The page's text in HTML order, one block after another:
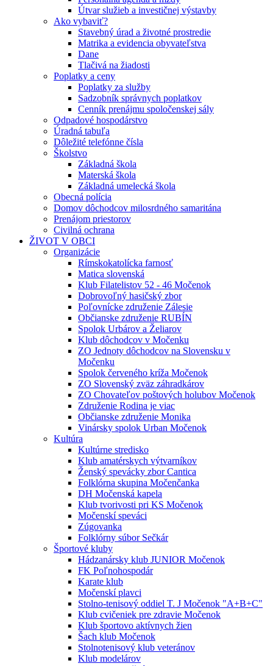
Útvar služieb a investičnej výstavby
Ako vybaviť?
Stavebný úrad a životné prostredie
Matrika a evidencia obyvateľstva
Dane
Tlačivá na žiadosti
Poplatky a ceny
Poplatky za služby
Sadzobník správnych poplatkov
Cenník prenájmu spoločenskej sály
Odpadové hospodárstvo
Úradná tabuľa
Dôležité telefónne čísla
Školstvo
Základná škola
Materská škola
Základná umelecká škola
Obecná polícia
Domov dôchodcov milosrdného samaritána
Prenájom priestorov
Civilná ochrana
ŽIVOT V OBCI
Organizácie
Rímskokatolícka farnosť
Matica slovenská
Klub Filatelistov 52 - 46 Močenok
Dobrovoľný hasičský zbor
Poľovnícke združenie Zálesie
Občianske združenie RUBÍN
Spolok Urbárov a Želiarov
Klub dôchodcov v Močenku
ZO Jednoty dôchodcov na Slovensku v
Močenku
Spolok červeného kríža Močenok
ZO Slovenský zväz záhradkárov
ZO Chovateľov poštových holubov Močenok
Združenie Rodina je viac
Občianske združenie Monika
Vinársky spolok Urban Močenok
Kultúra
Kultúrne stredisko
Klub amatérskych výtvarníkov
Ženský spevácky zbor Cantica
Folklórna skupina Močenčanka
DH Močenská kapela
Klub tvorivosti pri KS Močenok
Močenskí speváci
Zúgovanka
Folklórny súbor Sečkár
Športové kluby
Hádzanársky klub JUNIOR Močenok
FK Poľnohospodár
Karate klub
Močenskí plavci
Stolno-tenisový oddiel T. J Močenok "A+B+C"
Klub cvičeniek pre zdravie Močenok
Klub športovo aktívnych žien
Šach klub Močenok
Stolnotenisový klub veteránov
Klub modelárov